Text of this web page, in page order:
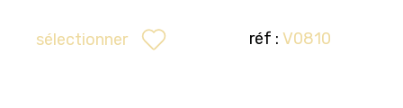
sélectionner réf : V0810